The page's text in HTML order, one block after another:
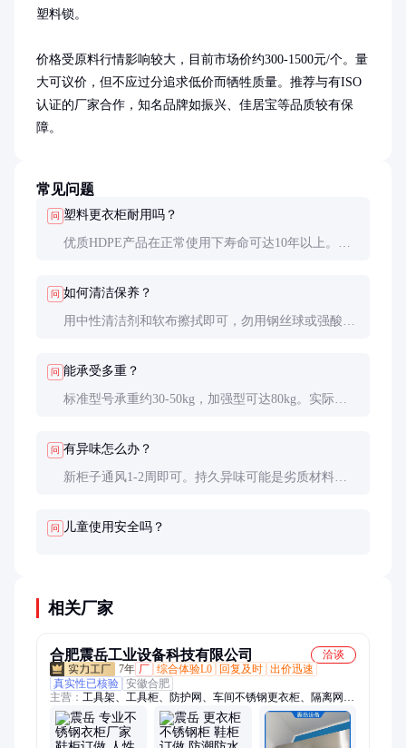
塑料锁。
价格受原料行情影响较大，目前市场价约300-1500元/个。量
大可议价，但不应过分追求低价而牺牲质量。推荐与有ISO
认证的厂家合作，知名品牌如振兴、佳居宝等品质较有保
障。
常见问题
问 塑料更衣柜耐用吗？
优质HDPE产品在正常使用下寿命可达10年以上。避
问 如何清洁保养？
用中性清洁剂和软布擦拭即可，勿用钢丝球或强酸强
问 能承受多重？
标准型号承重约30-50kg，加强型可达80kg。实际使
问 有异味怎么办？
新柜子通风1-2周即可。持久异味可能是劣质材料，
问 儿童使用安全吗？
相关厂家
合肥震岳工业设备科技有限公司
洽谈
7年 厂 综合体验L0 回复及时 出价迅速
真实性已核验 安徽合肥
主营： 工具架、工具柜、防护网、车间不锈钢更衣柜、隔离网、
输送机、托盘货架、机器围栏、动力滚筒、车间滚筒、定制汽
车、铝材货架、防护围网、货架仓库、库房货架、烘干链板、磕